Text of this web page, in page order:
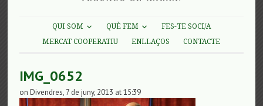
QUI SOM QUÈ FEM
FES-TE SOCI/A
MERCAT COOPERATIU
ENLLAÇOS CONTACTE
IMG_0652
on Divendres, 7 de juny, 2013 at 15:39